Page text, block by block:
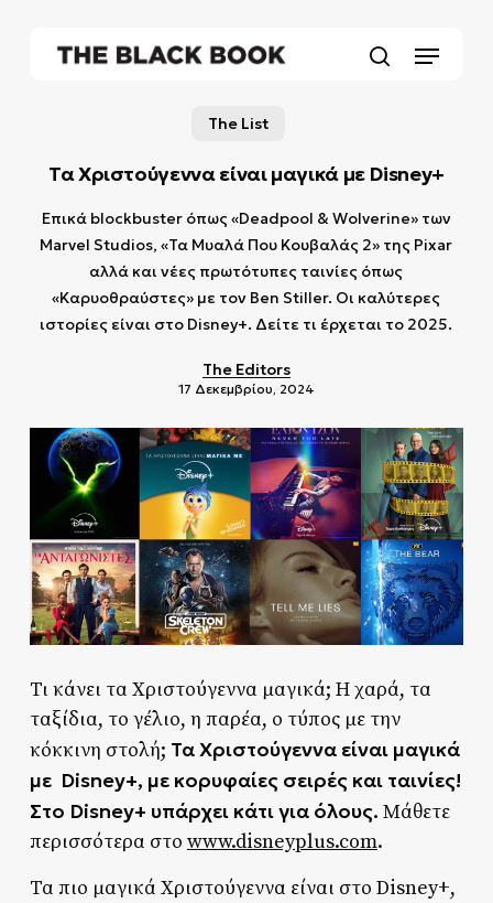
Menu
The List
Τα Χριστούγεννα είναι μαγικά με Disney+
Επικά blockbuster όπως «Deadpool & Wolverine» των
Marvel Studios, «Τα Μυαλά Που Κουβαλάς 2» της Pixar
αλλά και νέες πρωτότυπες ταινίες όπως
«Καρυοθραύστες» με τον Ben Stiller. Οι καλύτερες
ιστορίες είναι στο Disney+. Δείτε τι έρχεται το 2025.
The Editors
17 Δεκεμβρίου, 2024
Τι κάνει τα Χριστούγεννα μαγικά; Η χαρά, τα
ταξίδια, το γέλιο, η παρέα, ο τύπος με την
κόκκινη στολή; Τα Χριστούγεννα είναι μαγικά
με Disney+, με κορυφαίες σειρές και ταινίες!
Στο Disney+ υπάρχει κάτι για όλους. Μάθετε
περισσότερα στο www.disneyplus.com.
Τα πιο μαγικά Χριστούγεννα είναι στο Disney+,